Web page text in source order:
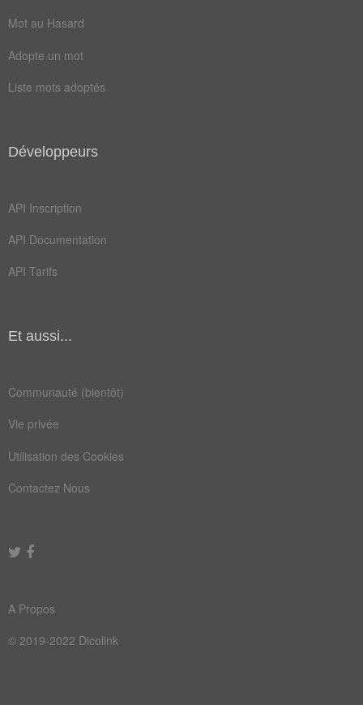
assouvir
étancher
pourvoir
exaucement
supplications
Mot au Hasard
Adopte un mot
Liste mots adoptés
Développeurs
API Inscription
API Documentation
API Tarifs
Et aussi...
Communauté (bientôt)
Vie privée
Utilisation des Cookies
Contactez Nous
A Propos
© 2019-2022 Dicolink